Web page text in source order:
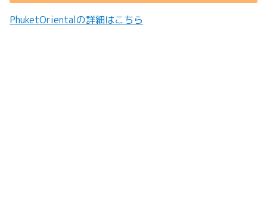
PhuketOrientalの詳細はこちら